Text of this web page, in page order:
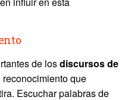
de losdiscursos de
que
Escuchar palabras de